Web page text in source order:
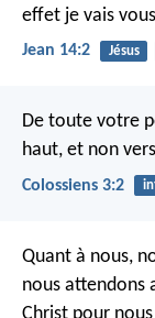
effet je vais
Jean 14:2 Jésus
De toute votre
haut, et non
Colossiens 3:2
Quant à nous,
nous attendons